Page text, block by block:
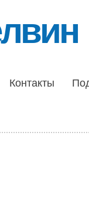
Контакты